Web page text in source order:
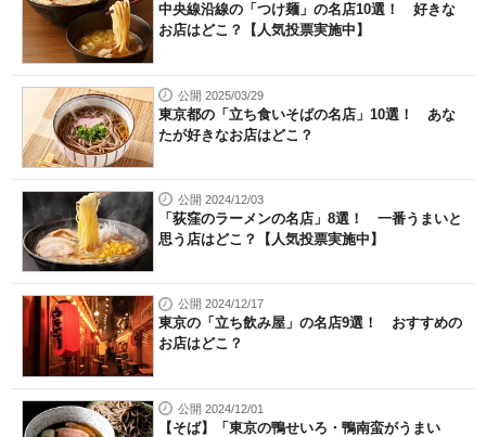
中央線沿線の「つけ麺」の名店10選！ 好きな
お店はどこ？【人気投票実施中】
公開 2025/03/29
東京都の「立ち食いそばの名店」10選！ あな
たが好きなお店はどこ？
公開 2024/12/03
「荻窪のラーメンの名店」8選！ 一番うまいと
思う店はどこ？【人気投票実施中】
公開 2024/12/17
東京の「立ち飲み屋」の名店9選！ おすすめの
お店はどこ？
公開 2024/12/01
【そば】「東京の鴨せいろ・鴨南蛮がうまい